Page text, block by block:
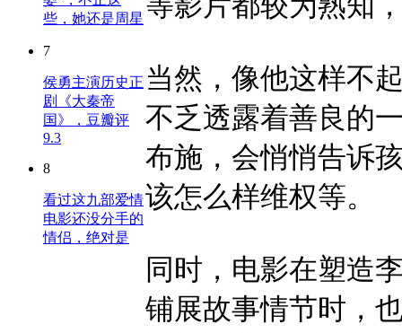
当然，像他这样不
不乏透露着善良的
布施，会悄悄告诉
该怎么样维权等。
同时，电影在塑造
铺展故事情节时，
些，她还是周星
7
侯勇主演历史正
剧《大秦帝
国》，豆瓣评
9.3
8
看过这九部爱情
电影还没分手的
情侣，绝对是